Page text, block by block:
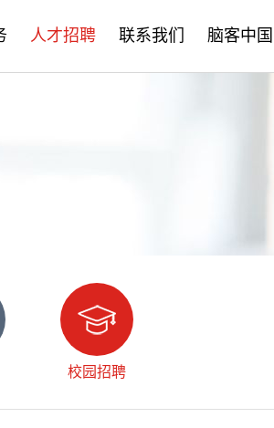
人才招聘 联系我们 脑客中国
校园招聘